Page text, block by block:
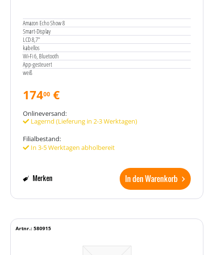
Amazon Echo Show 8
Smart-Display
LCD 8,7"
kabellos
Wi-Fi 6, Bluetooth
App-gesteuert
weiß
17400 €
Onlineversand:
Lagernd (Lieferung in 2-3 Werktagen)
Filialbestand:
In 3-5 Werktagen abholbereit
In den Warenkorb
Merken
Artnr.: 580915